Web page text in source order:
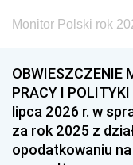
Monitor Polski rok
OBWIESZCZENIE
PRACY I
lipca 2026 r. w
za rok 2025 z
opodatkowaniu